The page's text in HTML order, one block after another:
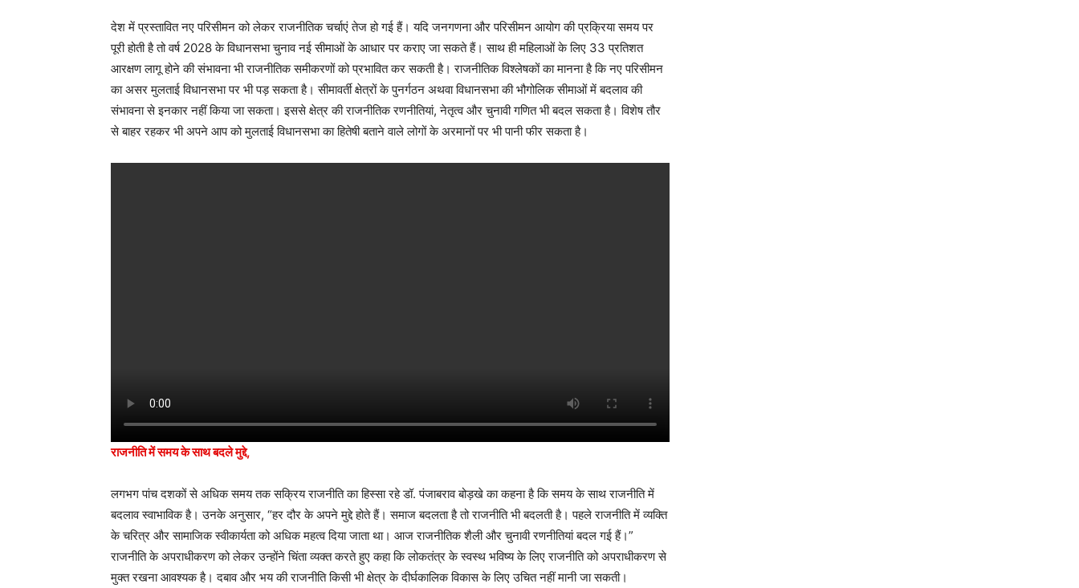
देश में प्रस्तावित नए परिसीमन को लेकर राजनीतिक चर्चाएं तेज हो गई हैं। यदि जनगणना और परिसीमन आयोग की प्रक्रिया समय पर
पूरी होती है तो वर्ष 2028 के विधानसभा चुनाव नई सीमाओं के आधार पर कराए जा सकते हैं। साथ ही महिलाओं के लिए 33 प्रतिशत
आरक्षण लागू होने की संभावना भी राजनीतिक समीकरणों को प्रभावित कर सकती है। राजनीतिक विश्लेषकों का मानना है कि नए परिसीमन
का असर मुलताई विधानसभा पर भी पड़ सकता है। सीमावर्ती क्षेत्रों के पुनर्गठन अथवा विधानसभा की भौगोलिक सीमाओं में बदलाव की
संभावना से इनकार नहीं किया जा सकता। इससे क्षेत्र की राजनीतिक रणनीतियां, नेतृत्व और चुनावी गणित भी बदल सकता है। विशेष तौर
से बाहर रहकर भी अपने आप को मुलताई विधानसभा का हितेषी बताने वाले लोगों के अरमानों पर भी पानी फीर सकता है।
राजनीति में समय के साथ बदले मुद्दे,
लगभग पांच दशकों से अधिक समय तक सक्रिय राजनीति का हिस्सा रहे डॉ. पंजाबराव बोड़खे का कहना है कि समय के साथ राजनीति में
बदलाव स्वाभाविक है। उनके अनुसार, “हर दौर के अपने मुद्दे होते हैं। समाज बदलता है तो राजनीति भी बदलती है। पहले राजनीति में व्यक्ति
के चरित्र और सामाजिक स्वीकार्यता को अधिक महत्व दिया जाता था। आज राजनीतिक शैली और चुनावी रणनीतियां बदल गई हैं।”
राजनीति के अपराधीकरण को लेकर उन्होंने चिंता व्यक्त करते हुए कहा कि लोकतंत्र के स्वस्थ भविष्य के लिए राजनीति को अपराधीकरण से
मुक्त रखना आवश्यक है। दबाव और भय की राजनीति किसी भी क्षेत्र के दीर्घकालिक विकास के लिए उचित नहीं मानी जा सकती।